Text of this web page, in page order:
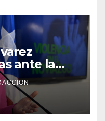
ante la